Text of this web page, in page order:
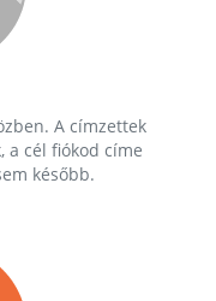
A címzettek
a cél fiókod címe
később.